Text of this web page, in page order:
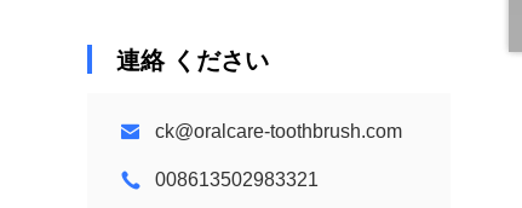
連絡 ください
ck@oralcare-toothbrush.com
008613502983321